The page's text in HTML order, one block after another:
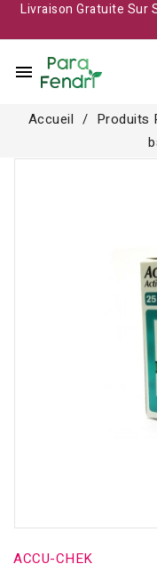
Livraison Gratuite Sur
menu
Accueil Produits
ACCU-CHEK